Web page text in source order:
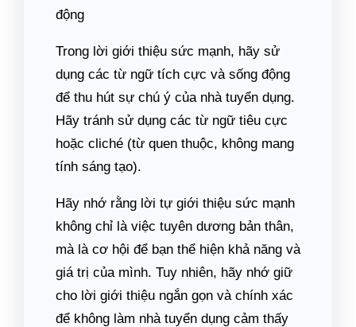
động
Trong lời giới thiệu sức mạnh, hãy sử
dụng các từ ngữ tích cực và sống động
để thu hút sự chú ý của nhà tuyển dụng.
Hãy tránh sử dụng các từ ngữ tiêu cực
hoặc cliché (từ quen thuộc, không mang
tính sáng tạo).
Hãy nhớ rằng lời tự giới thiệu sức mạnh
không chỉ là việc tuyên dương bản thân,
mà là cơ hội để bạn thể hiện khả năng và
giá trị của mình. Tuy nhiên, hãy nhớ giữ
cho lời giới thiệu ngắn gọn và chính xác
để không làm nhà tuyển dụng cảm thấy